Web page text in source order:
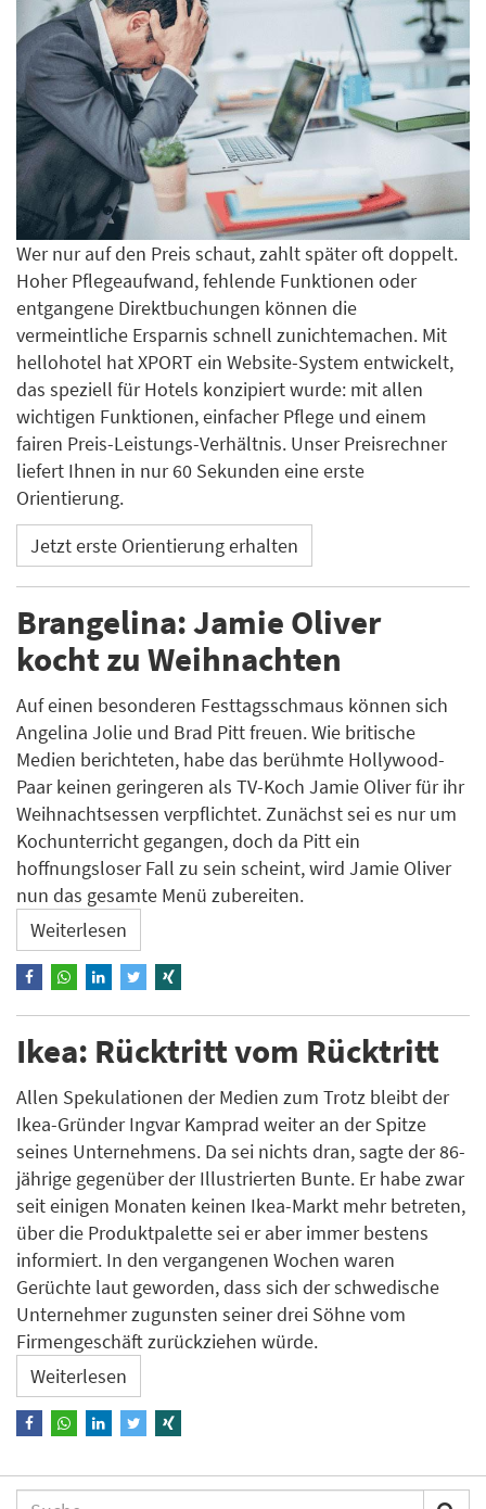
Wer nur auf den Preis schaut, zahlt später oft doppelt.
Hoher Pflegeaufwand, fehlende Funktionen oder
entgangene Direktbuchungen können die
vermeintliche Ersparnis schnell zunichtemachen. Mit
hellohotel hat XPORT ein Website-System entwickelt,
das speziell für Hotels konzipiert wurde: mit allen
wichtigen Funktionen, einfacher Pflege und einem
fairen Preis-Leistungs-Verhältnis. Unser Preisrechner
liefert Ihnen in nur 60 Sekunden eine erste
Orientierung.
Jetzt erste Orientierung erhalten
Brangelina: Jamie Oliver
kocht zu Weihnachten
Auf einen besonderen Festtagsschmaus können sich
Angelina Jolie und Brad Pitt freuen. Wie britische
Medien berichteten, habe das berühmte Hollywood-
Paar keinen geringeren als TV-Koch Jamie Oliver für ihr
Weihnachtsessen verpflichtet. Zunächst sei es nur um
Kochunterricht gegangen, doch da Pitt ein
hoffnungsloser Fall zu sein scheint, wird Jamie Oliver
nun das gesamte Menü zubereiten.
Weiterlesen
Ikea: Rücktritt vom Rücktritt
Allen Spekulationen der Medien zum Trotz bleibt der
Ikea-Gründer Ingvar Kamprad weiter an der Spitze
seines Unternehmens. Da sei nichts dran, sagte der 86-
jährige gegenüber der Illustrierten Bunte. Er habe zwar
seit einigen Monaten keinen Ikea-Markt mehr betreten,
über die Produktpalette sei er aber immer bestens
informiert. In den vergangenen Wochen waren
Gerüchte laut geworden, dass sich der schwedische
Unternehmer zugunsten seiner drei Söhne vom
Firmengeschäft zurückziehen würde.
Weiterlesen